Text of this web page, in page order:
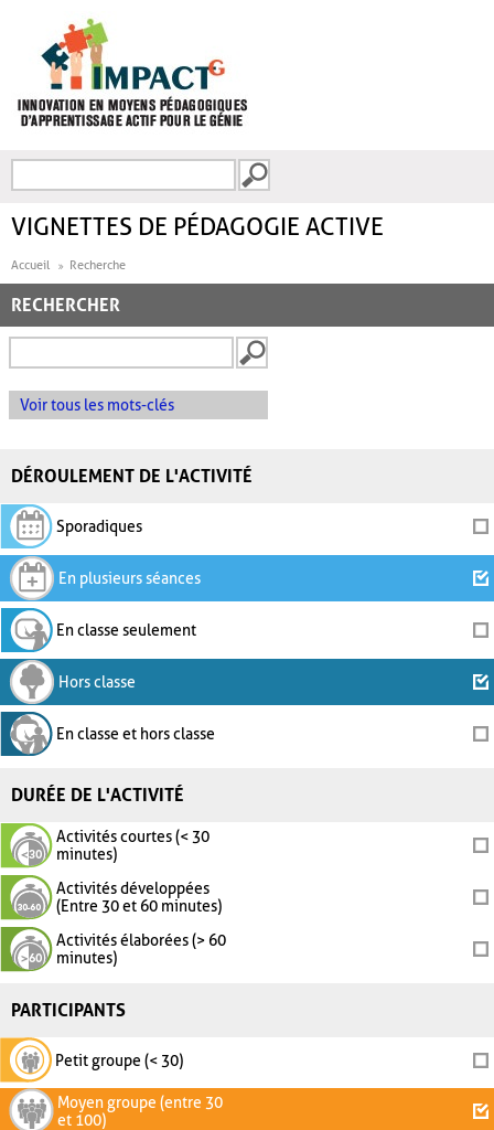
FORMULAIRE DE
VIGNETTES DE PÉDAGOGIE ACTIVE
Accueil Recherche
RECHERCHER
Voir tous les mots-clés
DÉROULEMENT DE L'ACTIVITÉ
Sporadiques
En plusieurs séances
En classe seulement
Hors classe
En classe et hors classe
DURÉE DE L'ACTIVITÉ
Activités courtes (< 30
minutes)
Activités développées
(Entre 30 et 60 minutes)
Activités élaborées (> 60
minutes)
PARTICIPANTS
Petit groupe (< 30)
Moyen groupe (entre 30
et 100)